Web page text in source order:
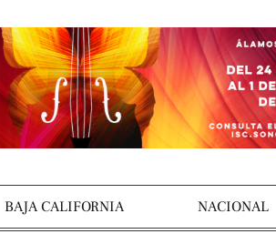
BAJA CALIFORNIA NACIONAL